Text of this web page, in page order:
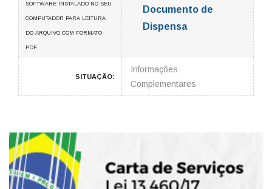
SOFTWARE INSTALADO NO SEU
COMPUTADOR PARA LEITURA
DO ARQUIVO COM FORMATO
PDF
Documento de
Dispensa
SITUAÇÃO:
Informações
Complementares